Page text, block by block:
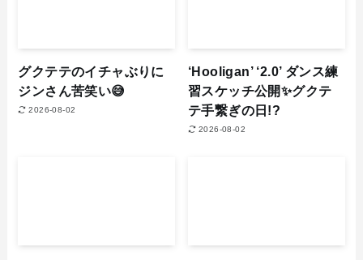
グクテテのイチャぶりに
ジンさん苦笑い😅
2026-08-02
‘Hooligan’ ‘2.0’ ダンス練
習スケッチ公開✨グクテ
テ手繋ぎの日!?
2026-08-02